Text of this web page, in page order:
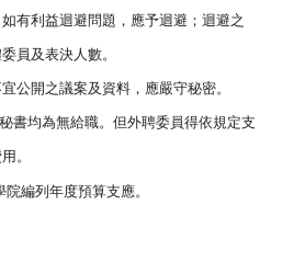
有利益迴避問題，應予迴避；迴避之
員及表決人數。
公開之議案及資料，應嚴守秘密。
書均為無給職。但外聘委員得依規定支
。
編列年度預算支應。